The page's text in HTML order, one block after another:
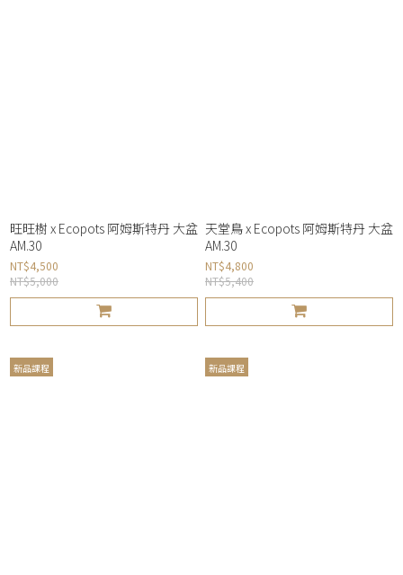
旺旺樹 x Ecopots 阿姆斯特丹 大盆
AM.30
NT$4,500
NT$5,000
天堂鳥 x Ecopots 阿姆斯特丹 大盆
AM.30
NT$4,800
NT$5,400
新品課程 新品課程